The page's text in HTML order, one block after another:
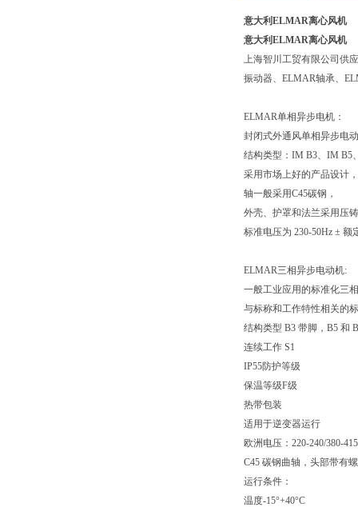
意大利ELMAR离心风机
意大利ELMAR离心风机
上海智川工贸有限公司供
振动器、ELMAR轴承、
ELMAR单相异步电机：
封闭式外通风单相异步电
结构类型：IM B3、IM B5
采用市场上好的产品设计
轴一般采用C45碳钢，
外壳、护罩和法兰采用压
标准电压为 230-50Hz ± 额
ELMAR三相异步电动机:
一般工业应用的标准化三
与标称和工作特性相关的
结构类型 B3 带脚，B5 和
连续工作 S1
IP55防护等级
保温等级F级
热带包装
适用于逆变器运行
欧洲电压：220-240/380-
C45 碳钢曲轴，头部带有
运行条件：
温度-15°+40°C